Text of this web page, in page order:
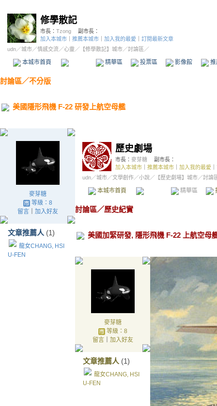
修學散記
市長： Tzong
副市長：
加入本城市
推薦本城市 加入我的最愛
訂閱最新文章
udn／城市／情感交流／心靈 ／ 【修學散記】城市／討論區／
本城市首頁 精華區 投票區 影像館
討論區／不分版
美國隱形飛機 F-22 研發上航空母艦
麥芽糖
等級：8
留言｜ 加入好友
文章推薦人 (1)
龍女CHANG, HSI
U-FEN